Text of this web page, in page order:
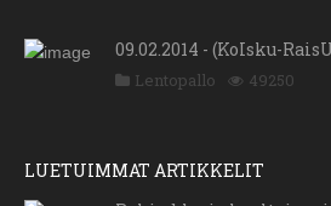
09.02.2014 - (KoIsku-
Lentopallo 49250
LUETUIMMAT ARTIKKELIT